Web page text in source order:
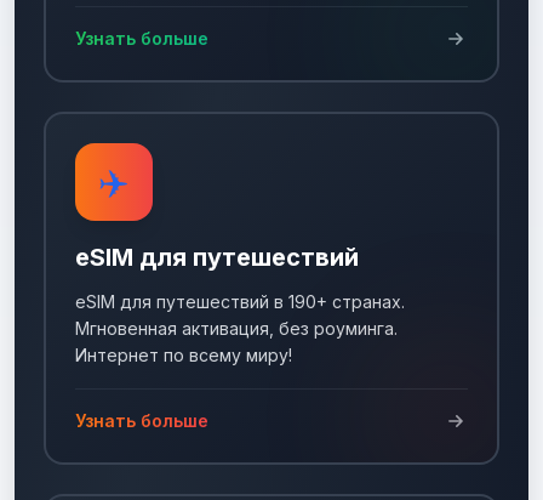
Узнать больше
✈️
eSIM для путешествий
eSIM для путешествий в 190+ странах.
Мгновенная активация, без роуминга.
Интернет по всему миру!
Узнать больше